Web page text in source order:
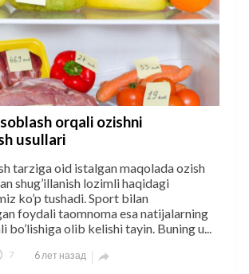
orqali ozishni
usullari
tarziga oid istalgan maqolada ozish
shug’illanish lozimli haqidagi
ko’p tushadi. Sport bilan
foydali taomnoma esa natijalarning
bo’lishiga olib kelishi tayin. Buning u...
7 6 лет назад 